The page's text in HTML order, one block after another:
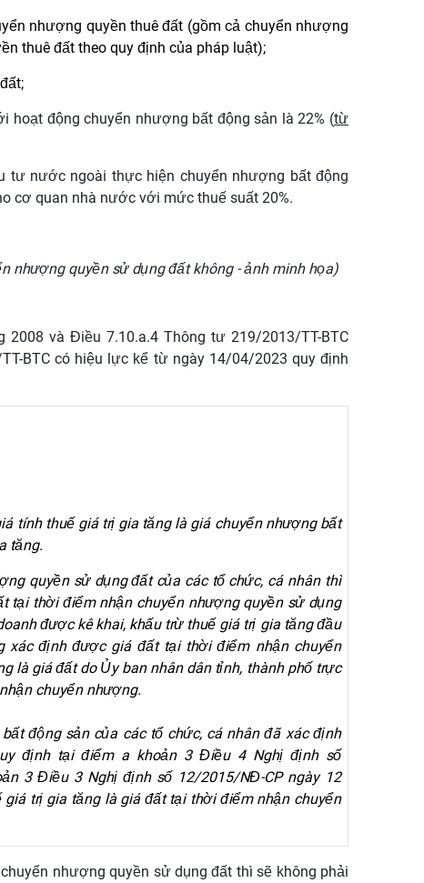
nhượng quyền thuê đất (gồm cả chuyển nhượng
thuê đất theo quy định của pháp luật);
hoạt động chuyển nhượng bất động sản là 22% (từ
tư nước ngoài thực hiện chuyển nhượng bất động
cơ quan nhà nước với mức thuế suất 20%.
nhượng quyền sử dụng đất không - ảnh minh họa)
và Điều 7.10.a.4 Thông tư 219/2013/TT-BTC
BTC có hiệu lực kể từ ngày 14/04/2023 quy định
tính thuế giá trị gia tăng là giá chuyển nhượng bất
tăng.
quyền sử dụng đất của các tổ chức, cá nhân thì
tại thời điểm nhận chuyển nhượng quyền sử dụng
được kê khai, khấu trừ thuế giá trị gia tăng đầu
xác định được giá đất tại thời điểm nhận chuyển
là giá đất do Ủy ban nhân dân tỉnh, thành phố trực
chuyển nhượng.
động sản của các tổ chức, cá nhân đã xác định
định tại điểm a khoản 3 Điều 4 Nghị định số
3 Điều 3 Nghị định số 12/2015/NĐ-CP ngày 12
trị gia tăng là giá đất tại thời điểm nhận chuyển
nhượng quyền sử dụng đất thì sẽ không phải